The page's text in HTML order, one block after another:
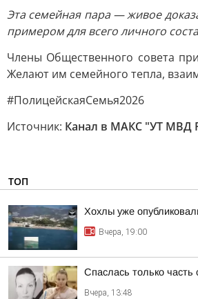
Эта семейная пара — живое
примером для всего личного
Члены Общественного совета
Желают им семейного тепла,
#ПолицейскаяСемья2026
Источник: Канал в МАКС "УТ МВД
ТОП
Хохлы уже
Вчера, 19:00
Спаслась только
Вчера, 13:48